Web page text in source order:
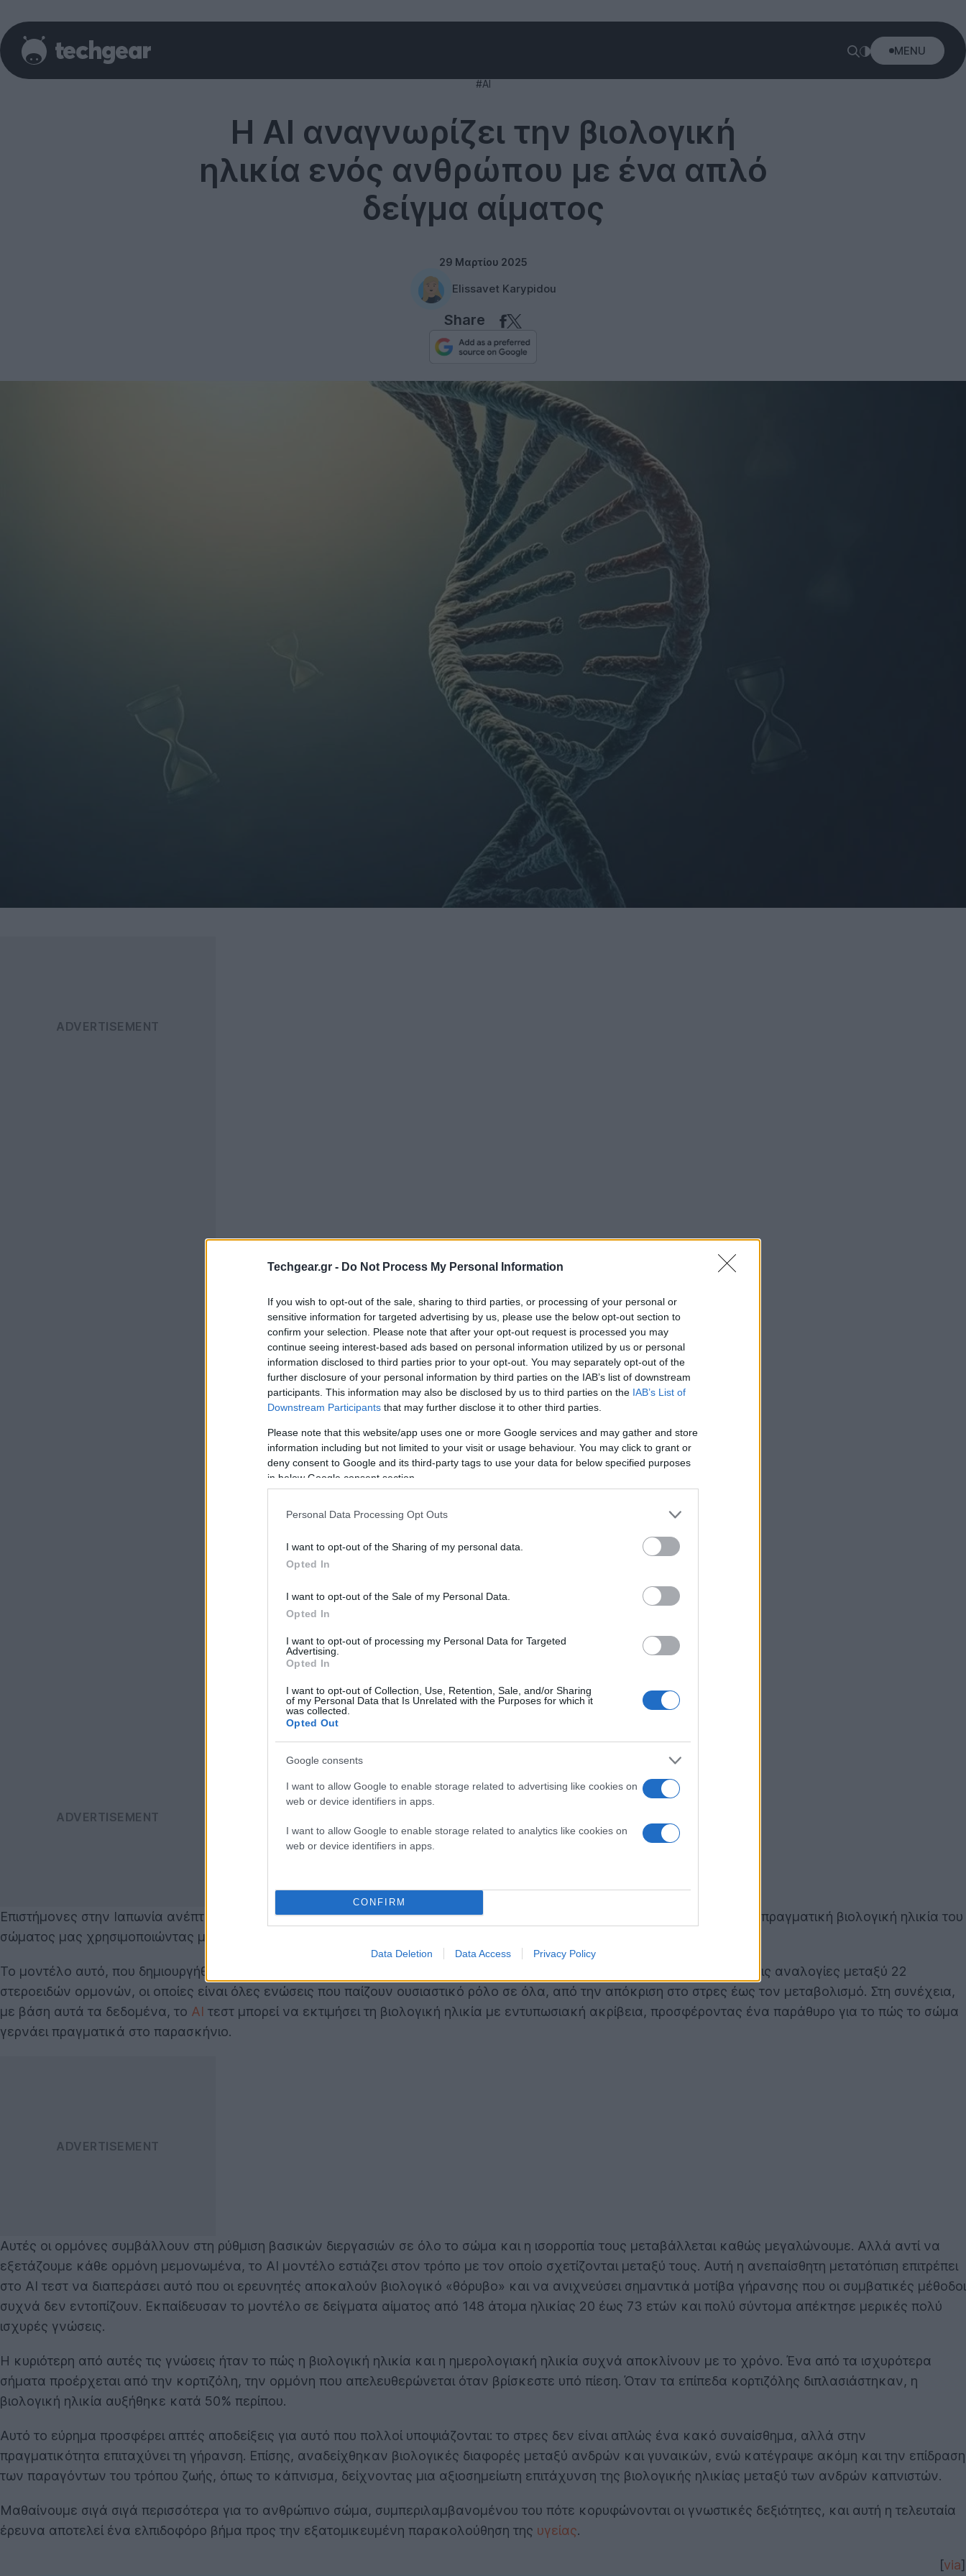
Techgear.gr - Do Not Process My Personal Information
If you wish to opt-out of the sale, sharing to third parties, or processing of your personal or
sensitive information for targeted advertising by us, please use the below opt-out section to
confirm your selection. Please note that after your opt-out request is processed you may
continue seeing interest-based ads based on personal information utilized by us or personal
information disclosed to third parties prior to your opt-out. You may separately opt-out of the
further disclosure of your personal information by third parties on the IAB’s list of downstream
participants. This information may also be disclosed by us to third parties on the IAB’s List of
Downstream Participants that may further disclose it to other third parties.
Please note that this website/app uses one or more Google services and may gather and store
information including but not limited to your visit or usage behaviour. You may click to grant or
deny consent to Google and its third-party tags to use your data for below specified purposes
in below Google consent section.
Personal Data Processing Opt Outs
I want to opt-out of the Sharing of my personal data.
Opted In
I want to opt-out of the Sale of my Personal Data.
Opted In
I want to opt-out of processing my Personal Data for Targeted
Advertising.
Opted In
I want to opt-out of Collection, Use, Retention, Sale, and/or Sharing
of my Personal Data that Is Unrelated with the Purposes for which it
was collected.
Opted Out
Google consents
I want to allow Google to enable storage related to advertising like cookies on
web or device identifiers in apps.
I want to allow Google to enable storage related to analytics like cookies on
web or device identifiers in apps.
CONFIRM
Data Deletion Data Access Privacy Policy
MENU
#AI
Η AI αναγνωρίζει την βιολογική
ηλικία ενός ανθρώπου με ένα απλό
δείγμα αίματος
29 Μαρτίου 2025
Elissavet Karypidou
Share
Επιστήμονες στην Ιαπωνία ανέπτυξαν ένα βιολογικό τεστ ηλικίας μεΤεχνητή Νοημοσύνη
που μπορεί να εξακριβώσει την πραγματική βιολογική ηλικία του
σώματος μας χρησιμοποιώντας μόνο πέντε σταγόνες αίματος.
Το μοντέλο αυτό, που δημιουργήθηκε από μια ερευνητική ομάδα του Πανεπιστημίου της Οσάκα, αναλύει με βαθιά μάθηση τις αναλογίες μεταξύ 22
στεροειδών ορμονών, οι οποίες είναι όλες ενώσεις που παίζουν ουσιαστικό ρόλο σε όλα, από την απόκριση στο στρες έως τον μεταβολισμό. Στη συνέχεια,
με βάση αυτά τα δεδομένα, το AI τεστ μπορεί να εκτιμήσει τη βιολογική ηλικία με εντυπωσιακή ακρίβεια, προσφέροντας ένα παράθυρο για το πώς το σώμα
γερνάει πραγματικά στο παρασκήνιο.
Αυτές οι ορμόνες συμβάλλουν στη ρύθμιση βασικών διεργασιών σε όλο το σώμα και η ισορροπία τους μεταβάλλεται καθώς μεγαλώνουμε. Αλλά αντί να
εξετάζουμε κάθε ορμόνη μεμονωμένα, το AI μοντέλο εστιάζει στον τρόπο με τον οποίο σχετίζονται μεταξύ τους. Αυτή η ανεπαίσθητη μετατόπιση επιτρέπει
στο AI τεστ να διαπεράσει αυτό που οι ερευνητές αποκαλούν βιολογικό «θόρυβο» και να ανιχνεύσει σημαντικά μοτίβα γήρανσης που οι συμβατικές μέθοδοι
συχνά δεν εντοπίζουν. Εκπαίδευσαν το μοντέλο σε δείγματα αίματος από 148 άτομα ηλικίας 20 έως 73 ετών και πολύ σύντομα απέκτησε μερικές πολύ
ισχυρές γνώσεις.
Η κυριότερη από αυτές τις γνώσεις ήταν το πώς η βιολογική ηλικία και η ημερολογιακή ηλικία συχνά αποκλίνουν με το χρόνο. Ένα από τα ισχυρότερα
σήματα προέρχεται από την κορτιζόλη, την ορμόνη που απελευθερώνεται όταν βρίσκεστε υπό πίεση. Όταν τα επίπεδα κορτιζόλης διπλασιάστηκαν, η
βιολογική ηλικία αυξήθηκε κατά 50% περίπου.
Αυτό το εύρημα προσφέρει απτές αποδείξεις για αυτό που πολλοί υποψιάζονται: το στρες δεν είναι απλώς ένα κακό συναίσθημα, αλλά στην
πραγματικότητα επιταχύνει τη γήρανση. Επίσης, αναδείχθηκαν βιολογικές διαφορές μεταξύ ανδρών και γυναικών, ενώ κατέγραψε ακόμη και την επίδραση
των παραγόντων του τρόπου ζωής, όπως το κάπνισμα, δείχνοντας μια αξιοσημείωτη επιτάχυνση της βιολογικής ηλικίας μεταξύ των ανδρών καπνιστών.
Μαθαίνουμε σιγά σιγά περισσότερα για το ανθρώπινο σώμα, συμπεριλαμβανομένου του πότε κορυφώνονται οι γνωστικές δεξιότητες, και αυτή η τελευταία
έρευνα αποτελεί ένα ελπιδοφόρο βήμα προς την εξατομικευμένη παρακολούθηση της υγείας.
[via]